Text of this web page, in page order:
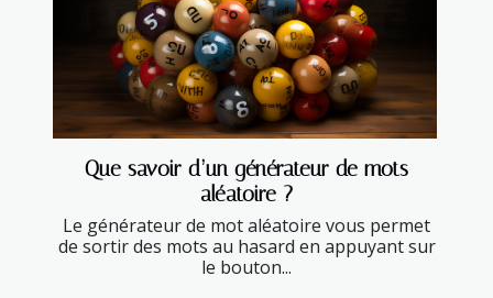
Que savoir d’un générateur de mots
aléatoire ?
Le générateur de mot aléatoire vous permet
de sortir des mots au hasard en appuyant sur
le bouton...